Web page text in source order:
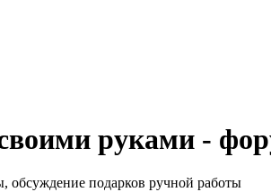
руками -
обсуждение подарков ручной работы